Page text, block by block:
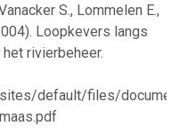
S., Lommelen E.,
Loopkevers langs
rivierbeheer.
default/files/